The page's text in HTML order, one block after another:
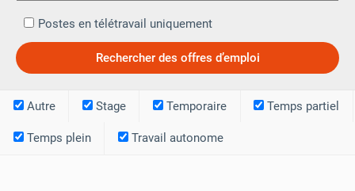
Postes en télétravail uniquement
Autre Stage Temporaire Temps partiel
Temps plein Travail autonome